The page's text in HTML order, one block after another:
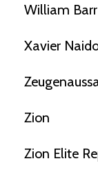
William Barr
Xavier
Zion
Zion Elite